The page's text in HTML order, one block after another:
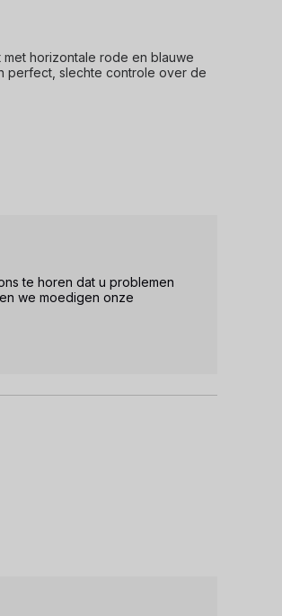
horizontale rode en blauwe
perfect, slechte controle over de
te horen dat u problemen
we moedigen onze